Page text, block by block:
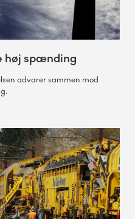
høj spænding
advarer sammen mod